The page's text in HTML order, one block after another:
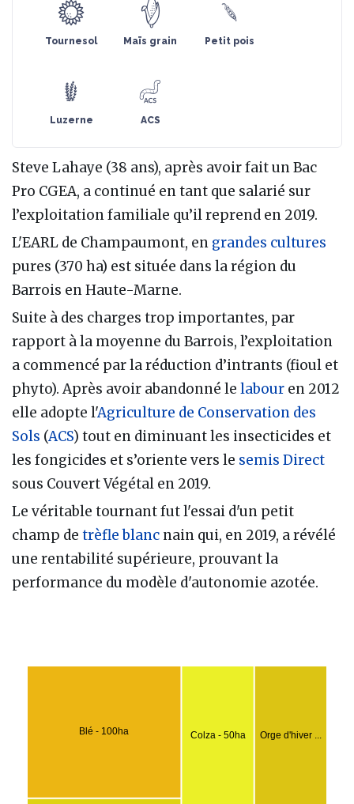
Tournesol Maïs grain Petit pois
Luzerne ACS
Steve Lahaye (38 ans), après avoir fait un Bac
Pro CGEA, a continué en tant que salarié sur
l’exploitation familiale qu’il reprend en 2019.
L'EARL de Champaumont, en grandes cultures
pures (370 ha) est située dans la région du
Barrois en Haute-Marne.
Suite à des charges trop importantes, par
rapport à la moyenne du Barrois, l’exploitation
a commencé par la réduction d’intrants (fioul et
phyto). Après avoir abandonné le labour en 2012
elle adopte l'Agriculture de Conservation des
Sols (ACS) tout en diminuant les insecticides et
les fongicides et s’oriente vers le semis Direct
sous Couvert Végétal en 2019.
Le véritable tournant fut l'essai d'un petit
champ de trèfle blanc nain qui, en 2019, a révélé
une rentabilité supérieure, prouvant la
performance du modèle d'autonomie azotée.